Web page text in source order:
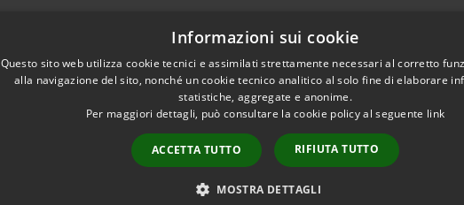
Copyright © 2026 •
Informazioni sui cookie
Questo sito web utilizza cookie tecnici e assimilati strettamente necessari al corretto
alla navigazione del sito, nonché un cookie tecnico analitico al solo fine di elaborare
statistiche, aggregate e anonime.
Per maggiori dettagli, può consultare la cookie policy al seguente link
ACCETTA TUTTO RIFIUTA TUTTO
MOSTRA DETTAGLI